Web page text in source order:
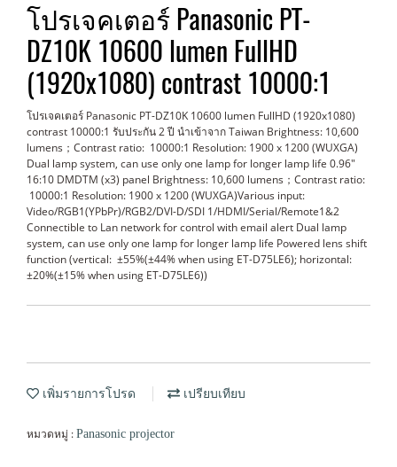
โปรเจคเตอร์ Panasonic PT-
DZ10K 10600 lumen FullHD
(1920x1080) contrast 10000:1
โปรเจคเตอร์ Panasonic PT-DZ10K 10600 lumen FullHD (1920x1080)
contrast 10000:1 รับประกัน 2 ปี นำเข้าจาก Taiwan Brightness: 10,600
lumens；Contrast ratio: 10000:1 Resolution: 1900 x 1200 (WUXGA)
Dual lamp system, can use only one lamp for longer lamp life 0.96"
16:10 DMDTM (x3) panel Brightness: 10,600 lumens；Contrast ratio:
10000:1 Resolution: 1900 x 1200 (WUXGA)Various input:
Video/RGB1(YPbPr)/RGB2/DVI-D/SDI 1/HDMI/Serial/Remote1&2
Connectible to Lan network for control with email alert Dual lamp
system, can use only one lamp for longer lamp life Powered lens shift
function (vertical: ±55%(±44% when using ET-D75LE6); horizontal:
±20%(±15% when using ET-D75LE6))
เพิ่มรายการโปรด เปรียบเทียบ
หมวดหมู่ : Panasonic projector